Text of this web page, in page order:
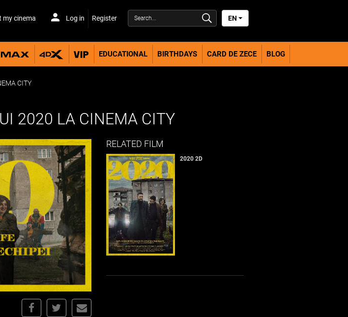
my cinema Log in Register EN
EDUCATIONAL BIRTHDAYS CARD DE ZECE BLOG
CITY
2020 LA CINEMA CITY
RELATED FILM
2020 2D